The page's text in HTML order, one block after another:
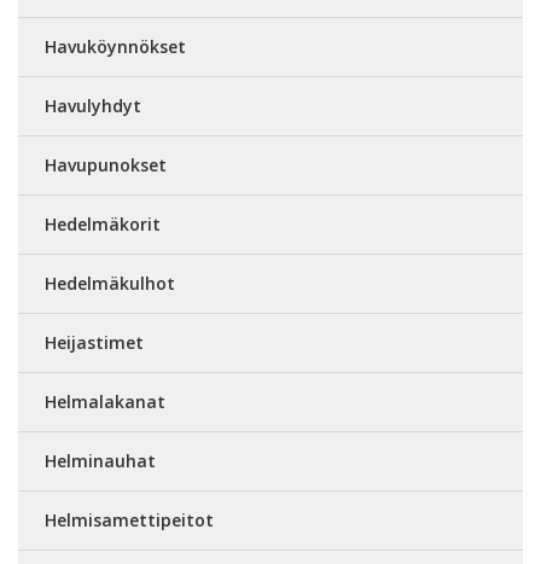
Havuköynnökset
Havulyhdyt
Havupunokset
Hedelmäkorit
Hedelmäkulhot
Heijastimet
Helmalakanat
Helminauhat
Helmisamettipeitot